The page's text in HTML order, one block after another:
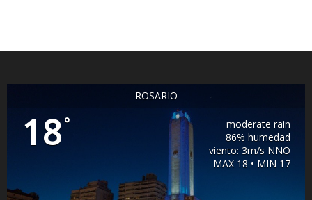
ROSARIO
18°
moderate rain
86% humedad
viento: 3m/s NNO
MAX 18 • MIN 17